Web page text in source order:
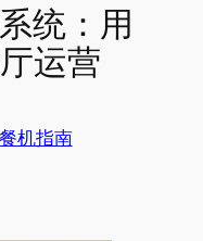
统：用
运营
机指南